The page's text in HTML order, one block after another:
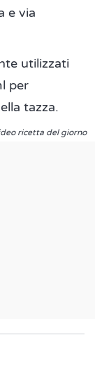
e via
utilizzati
per
tazza.
ricetta del giorno